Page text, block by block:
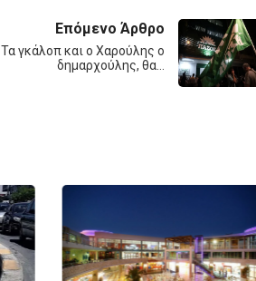
Επόμενο Άρθρο
Τα γκάλοπ και ο Χαρούλης ο
δημαρχούλης, θα…